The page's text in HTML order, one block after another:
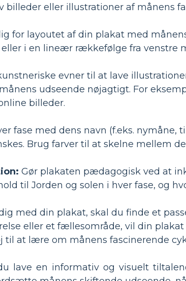
billeder eller illustrationer af månens
for layoutet af din plakat med
i en lineær rækkefølge fra venstre
evner til at lave
udseende nøjagtigt. For
billeder.
fase med dens navn (f.eks. nymåne,
Brug farver til at skelne mellem
Gør plakaten pædagogisk ved at
til Jorden og solen i hver fase, og
med din plakat, skal du finde et
eller et fællesområde, vil din
at lære om månens fascinerende
lave en informativ og visuelt